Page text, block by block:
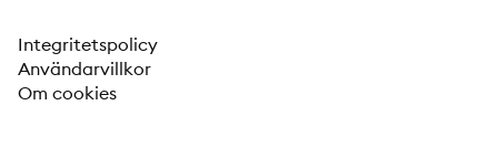
Integritetspolicy
Användarvillkor
Om cookies